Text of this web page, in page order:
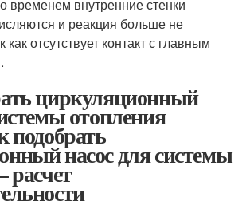
временем внутренние стенки
и реакция больше не
как отсутствует контакт с главным
циркуляционный
отопления
подобрать
насос для системы
расчет